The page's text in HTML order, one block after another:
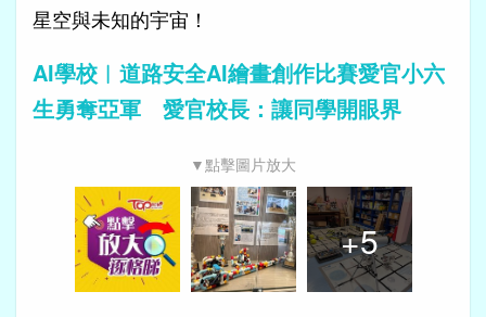
星空與未知的宇宙！
AI學校︱道路安全AI繪畫創作比賽愛官小六
生勇奪亞軍 愛官校長：讓同學開眼界
▼點擊圖片放大
+5